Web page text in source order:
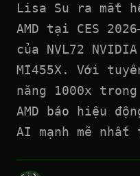
Lisa Su ra mắt
AMD tại CES
của NVL72
MI455X. Với
năng 1000x
AMD báo hiệu
AI mạnh mẽ